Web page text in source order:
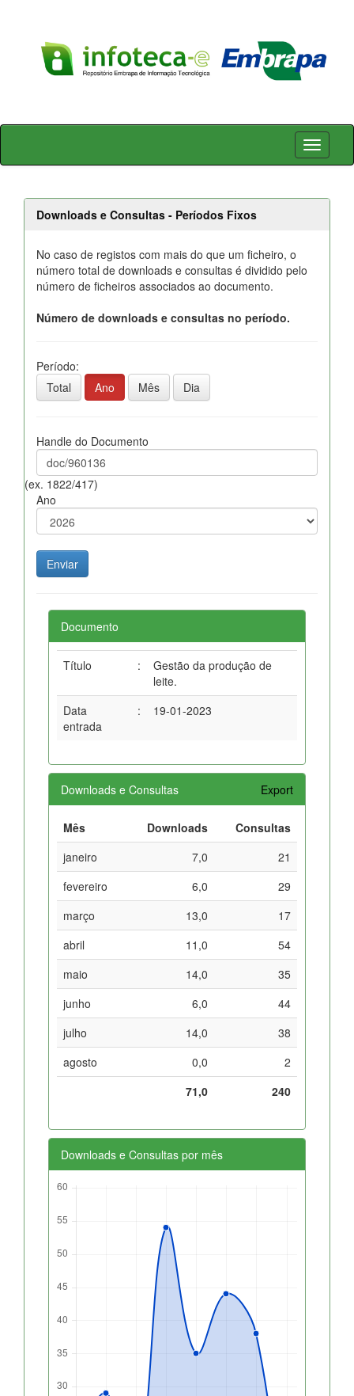
Skip
Downloads e Consultas - Períodos Fixos
No caso de registos com mais do que um ficheiro, o
número total de downloads e consultas é dividido pelo
número de ficheiros associados ao documento.
Número de downloads e consultas no período.
Período:
Total
Ano Mês Dia
Handle do Documento
(ex. 1822/417)
Ano
Documento
Título :
Gestão da produção de
leite.
Data
entrada
: 19-01-2023
Downloads e Consultas Export
Mês Downloads
Consultas
janeiro
7,0
21
fevereiro
6,0
29
março
13,0
17
abril
11,0
54
maio
14,0
35
junho
6,0
44
julho
14,0
38
agosto
0,0
2
71,0
240
Downloads e Consultas por mês